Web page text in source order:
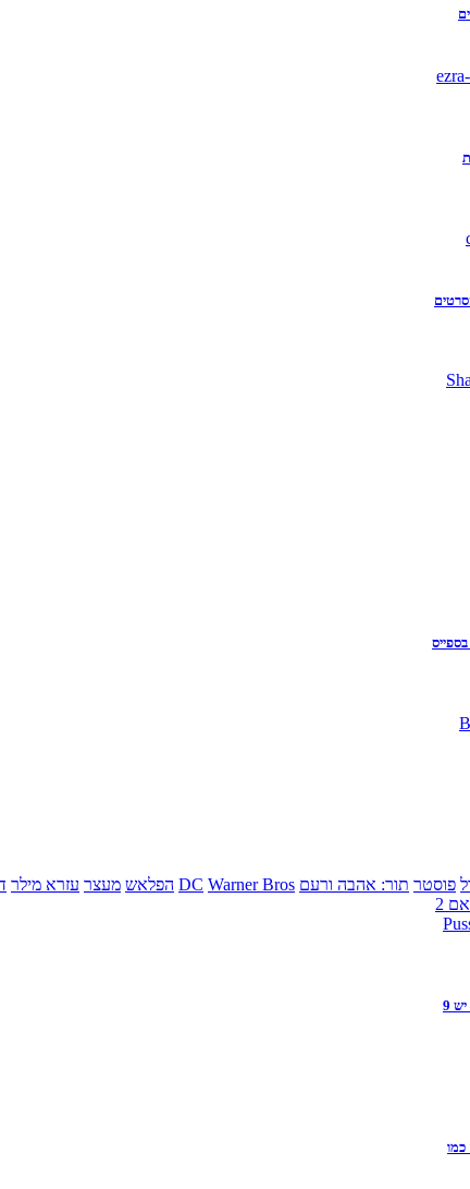
אלה הסרטים
פוסטר תור: אהבה ורעם DC Warner Bros הפלאש מעצר עזרא מילר
2
החתול של שרק 2 מוכיח שלדרימוורקס יש 9
כמו